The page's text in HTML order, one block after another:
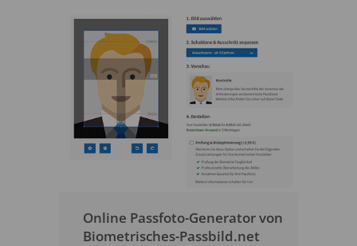
Online Passfoto-Generator von
Biometrisches-Passbild.net